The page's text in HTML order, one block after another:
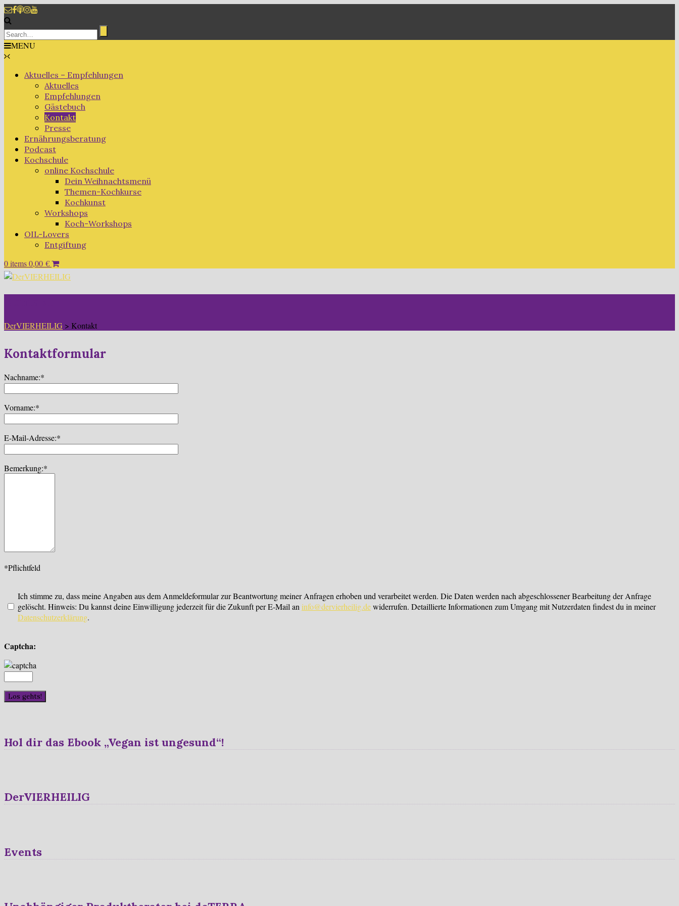
MENU
Aktuelles – Empfehlungen
Aktuelles
Empfehlungen
Gästebuch
Kontakt
Presse
Ernährungsberatung
Podcast
Kochschule
online Kochschule
Dein Weihnachtsmenü
Themen-Kochkurse
Kochkunst
Workshops
Koch-Workshops
OIL-Lovers
Entgiftung
0 items0,00 €
DerVIERHEILIG > Kontakt
Kontaktformular
Nachname:*
Vorname:*
E-Mail-Adresse:*
Bemerkung:*
*Pflichtfeld
Ich stimme zu, dass meine Angaben aus dem Anmeldeformular zur Beantwortung meiner Anfragen erhoben und verarbeitet werden. Die Daten werden nach abgeschlossener Bearbeitung der Anfrage
gelöscht. Hinweis: Du kannst deine Einwilligung jederzeit für die Zukunft per E-Mail an info@dervierheilig.dewiderrufen. Detaillierte Informationen zum Umgang mit Nutzerdaten findest du in meiner
Datenschutzerklärung.
Captcha:
Hol dir das Ebook „Vegan ist ungesund“!
DerVIERHEILIG
Events